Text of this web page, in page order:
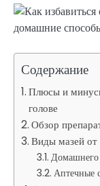
Содержание
Плюсы и
голове
Обзор
Виды мазей от
Домашнего
Аптечные